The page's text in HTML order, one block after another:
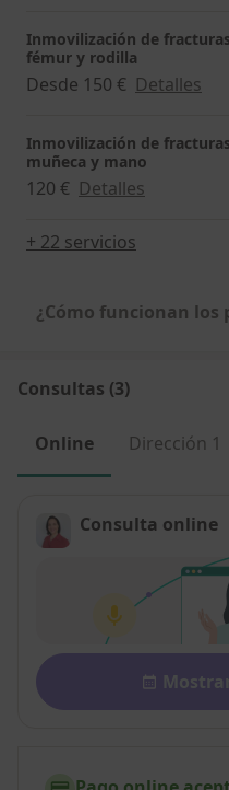
Inmovilización de
fémur y rodilla
Desde 150 € Detalles
Inmovilización de
muñeca y mano
120 € Detalles
+ 22 servicios
¿Cómo funcionan los
Consultas (3)
Online Dirección 1
Consulta online
Disponibilidad